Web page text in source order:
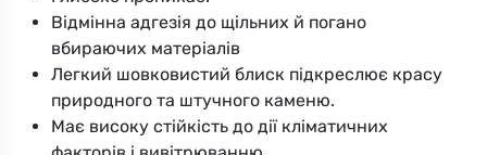
Відмінна адгезія до щільних й погано
вбираючих матеріалів
Легкий шовковистий блиск підкреслює красу
природного та штучного каменю.
Має високу стійкість до дії кліматичних